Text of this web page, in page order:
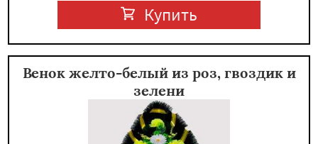
Купить
Венок желто-белый из роз, гвоздик и
зелени